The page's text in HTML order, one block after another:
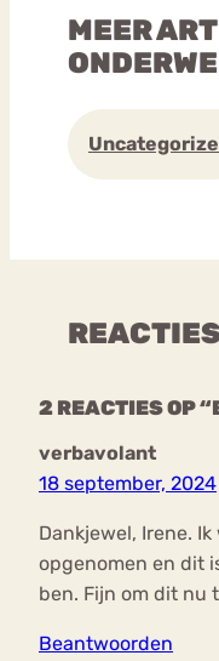
MEER
2 REACTIES OP
verbavolant
18 september, 2024
Dankjewel, Irene.
opgenomen en dit
ben. Fijn om dit nu
Beantwoorden